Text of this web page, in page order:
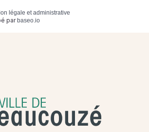
légale et administrative
par baseo.io